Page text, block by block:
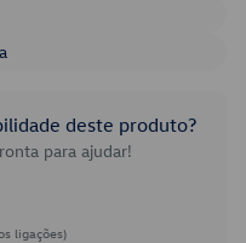
deste produto?
para ajudar!
ligações)